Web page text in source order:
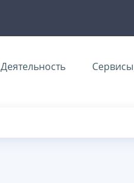
Деятельность Сервисы